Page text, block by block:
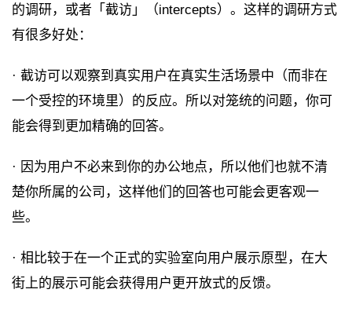
的调研，或者「截访」（intercepts）。这样的调研方式
有很多好处：
· 截访可以观察到真实用户在真实生活场景中（而非在
一个受控的环境里）的反应。所以对笼统的问题，你可
能会得到更加精确的回答。
· 因为用户不必来到你的办公地点，所以他们也就不清
楚你所属的公司，这样他们的回答也可能会更客观一
些。
· 相比较于在一个正式的实验室向用户展示原型，在大
街上的展示可能会获得用户更开放式的反馈。